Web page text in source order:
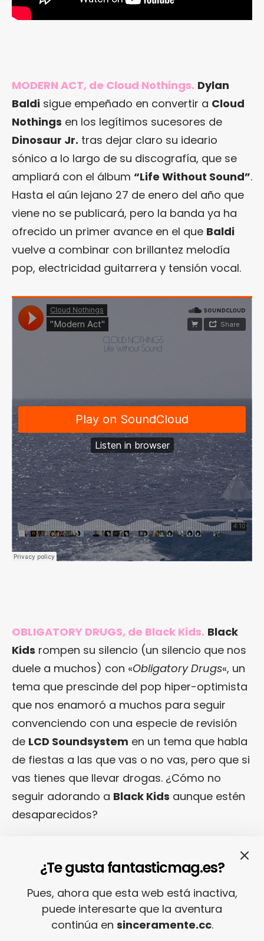
MODERN ACT, de Cloud Nothings. Dylan
Baldi sigue empeñado en convertir a Cloud
Nothings en los legítimos sucesores de
Dinosaur Jr. tras dejar claro su ideario
sónico a lo largo de su discografía, que se
ampliará con el álbum “Life Without Sound”.
Hasta el aún lejano 27 de enero del año que
viene no se publicará, pero la banda ya ha
ofrecido un primer avance en el que Baldi
vuelve a combinar con brillantez melodía
pop, electricidad guitarrera y tensión vocal.
OBLIGATORY DRUGS, de Black Kids. Black
Kids rompen su silencio (un silencio que nos
duele a muchos) con «Obligatory Drugs«, un
tema que prescinde del pop hiper-optimista
que nos enamoró a muchos para seguir
convenciendo con una especie de revisión
de LCD Soundsystem en un tema que habla
de fiestas a las que vas o no vas, pero que si
vas tienes que llevar drogas. ¿Cómo no
seguir adorando a Black Kids aunque estén
desaparecidos?
¿Te gusta fantasticmag.es?
Pues, ahora que esta web está inactiva,
puede interesarte que la aventura
continúa en sinceramente.cc.